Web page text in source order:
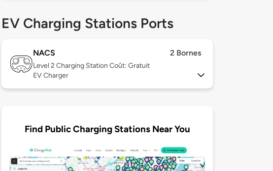
EV Charging Stations Ports
NACS 2 Bornes
Level 2 Charging Station Coût: Gratuit
EV Charger
Find Public Charging Stations Near You